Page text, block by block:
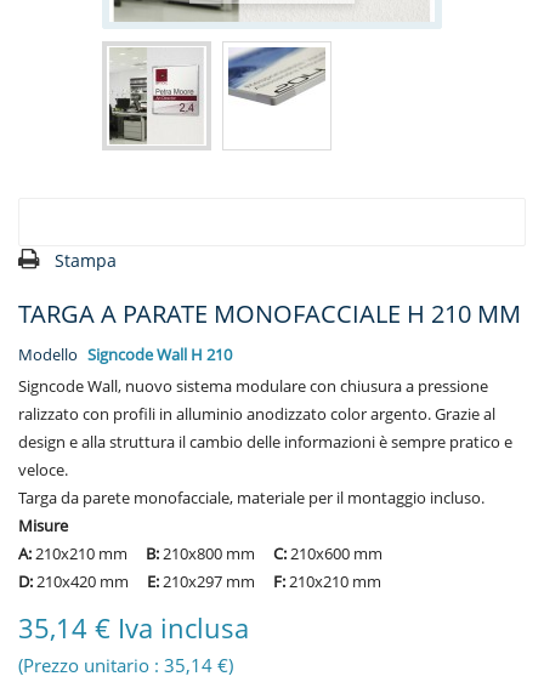
Stampa
TARGA A PARATE MONOFACCIALE H 210 MM
Modello Signcode Wall H 210
Signcode Wall, nuovo sistema modulare con chiusura a pressione
ralizzato con profili in alluminio anodizzato color argento. Grazie al
design e alla struttura il cambio delle informazioni è sempre pratico e
veloce.
Targa da parete monofacciale, materiale per il montaggio incluso.
Misure
A:210x210 mm B:210x800 mm C:210x600 mm
D:210x420 mm E:210x297 mm F:210x210 mm
35,14 € Iva inclusa
(Prezzo unitario : 35,14 €)